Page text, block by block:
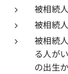
被相続
被相続
被相続
る人が
の出生